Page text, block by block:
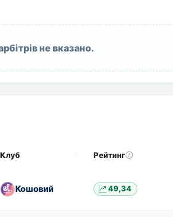
не вказано.
Клуб Рейтинг
Кошовий 49,34